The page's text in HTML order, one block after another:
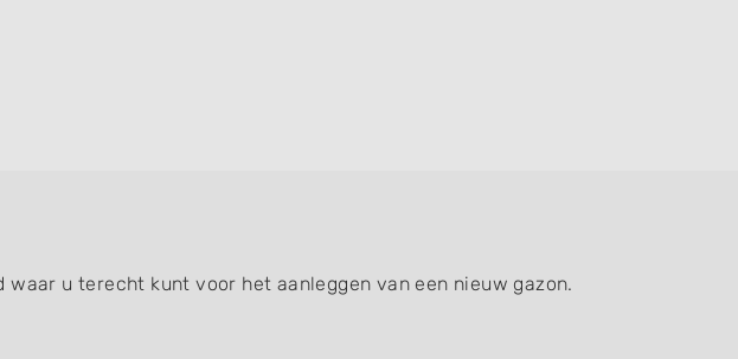
u terecht kunt voor het aanleggen van een nieuw gazon.